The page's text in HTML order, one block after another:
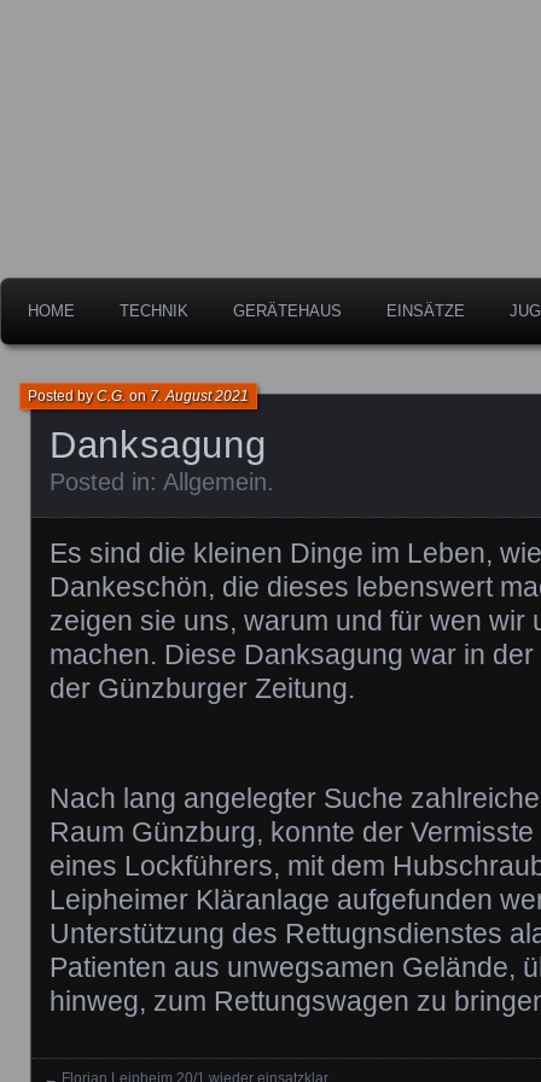
HOME TECHNIK GERÄTEHAUS EINSÄTZE
Danksagung
Posted byC.G. on 7. August 2021
Posted in: Allgemein.
Es sind die kleinen Dinge im Leben,
Dankeschön, die dieses lebenswert
zeigen sie uns, warum und für wen wir
machen. Diese Danksagung war in
der Günzburger Zeitung.
Nach lang angelegter Suche
Raum Günzburg, konnte der
eines Lockführers, mit dem
Leipheimer Kläranlage aufgefunden
Unterstützung des Rettugnsdienstes
Patienten aus unwegsamen Gelände,
hinweg, zum Rettungswagen zu
← Florian Leipheim 20/1 wieder einsatzklar